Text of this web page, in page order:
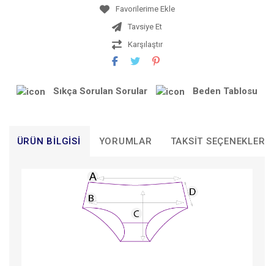
Tavsiye Et
Karşılaştır
Sıkça Sorulan Sorular Beden Tablosu
ÜRÜN BILGISI YORUMLAR TAKSIT SEÇENEKLERI